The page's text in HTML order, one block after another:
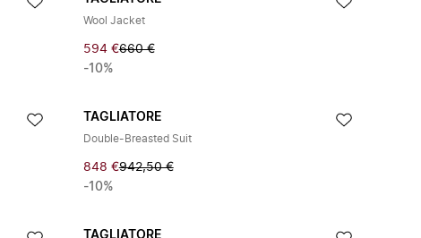
Wool Jacket
594 €660 €
-10%
TAGLIATORE
Double-Breasted Suit
848 €942,50 €
-10%
TAGLIATORE